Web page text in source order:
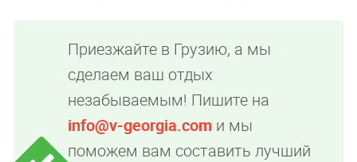
Приезжайте в Грузию, а мы
сделаем ваш отдых
незабываемым! Пишите на
info@v-georgia.com и мы
поможем вам составить лучший